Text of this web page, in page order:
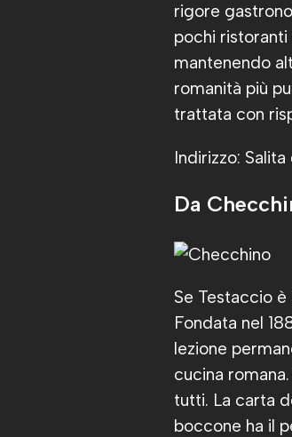
rigore
pochi
mantenendo
romanità più
trattata con
Indirizzo:
Da
Se Testaccio
Fondata nel
lezione
cucina
tutti. La carta
boccone ha il